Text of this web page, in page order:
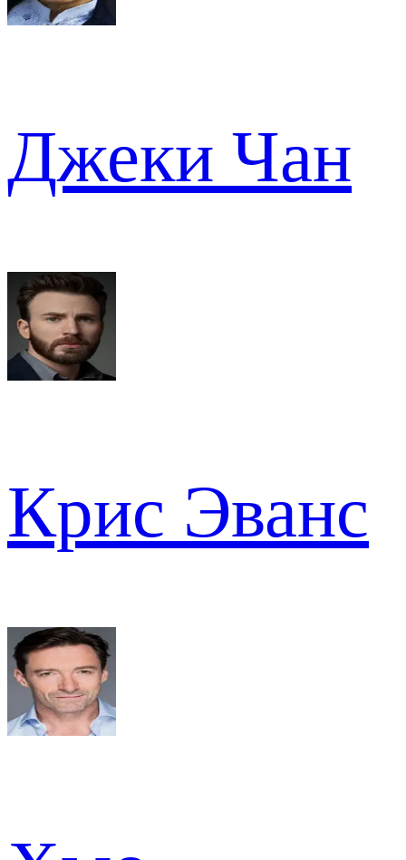
Джеки Чан
Крис Эванс